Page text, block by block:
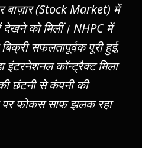
बाज़ार (Stock Market) में
देखने को मिलीं। NHPC में
सफलतापूर्वक पूरी हुई,
इंटरनेशनल कॉन्ट्रैक्ट मिला
छंटनी से कंपनी की
फोकस साफ झलक रहा